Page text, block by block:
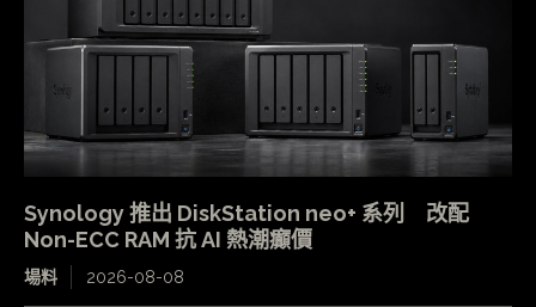
Synology 推出 DiskStation neo+ 系列 改配
Non-ECC RAM 抗 AI 熱潮癲價
場料 2026-08-08